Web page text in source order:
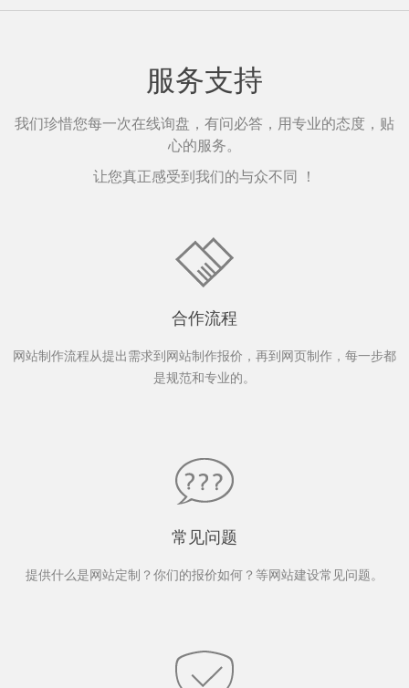
服务支持
我们珍惜您每一次在线询盘，有问必答，用专业的态度，贴
心的服务。
让您真正感受到我们的与众不同 ！
合作流程
网站制作流程从提出需求到网站制作报价，再到网页制作，每一步都
是规范和专业的。
常见问题
提供什么是网站定制？你们的报价如何？等网站建设常见问题。